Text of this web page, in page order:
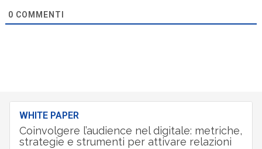
0 COMMENTI
WHITE PAPER
Coinvolgere l’audience nel digitale: metriche,
strategie e strumenti per attivare relazioni